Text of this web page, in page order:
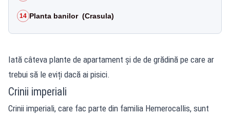
14 Planta banilor (Crasula)
Iată câteva plante de apartament și de de grădină pe care ar
trebui să le eviți dacă ai pisici.
Crinii imperiali
Crinii imperiali, care fac parte din familia Hemerocallis, sunt